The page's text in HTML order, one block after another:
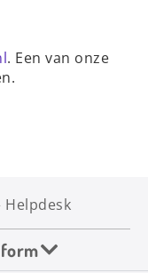
. Een van onze
Helpdesk